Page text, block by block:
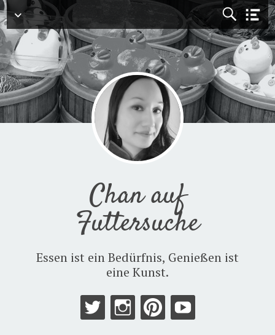
Menü
Chan auf
Futtersuche
Essen ist ein Bedürfnis, Genießen ist
eine Kunst.